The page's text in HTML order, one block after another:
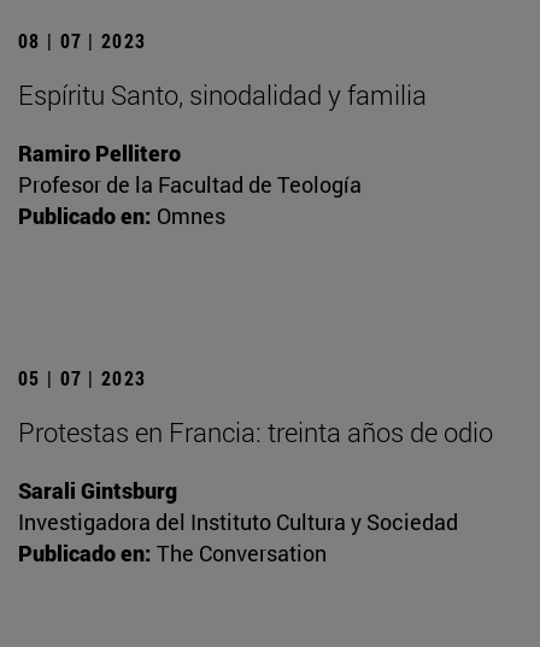
08 | 07 | 2023
Espíritu Santo, sinodalidad y familia
Ramiro Pellitero
Profesor de la Facultad de Teología
Publicado en: Omnes
05 | 07 | 2023
Protestas en Francia: treinta años de odio
Sarali Gintsburg
Investigadora del Instituto Cultura y Sociedad
Publicado en: The Conversation